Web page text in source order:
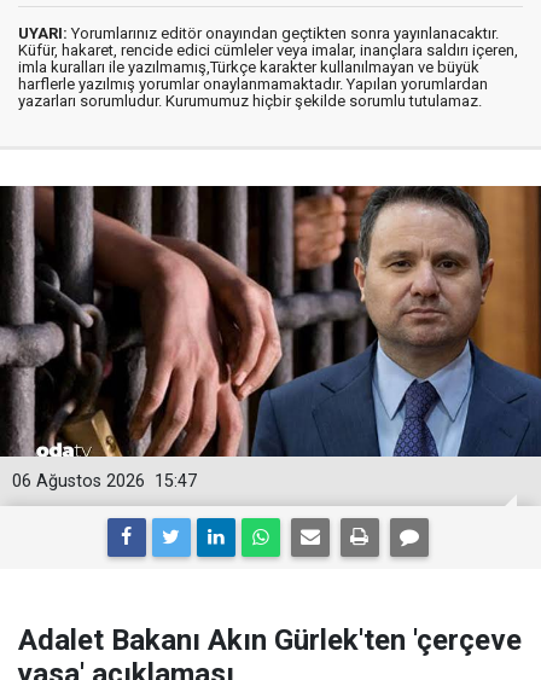
UYARI: Yorumlarınız editör onayından geçtikten sonra yayınlanacaktır.
Küfür, hakaret, rencide edici cümleler veya imalar, inançlara saldırı içeren,
imla kuralları ile yazılmamış,Türkçe karakter kullanılmayan ve büyük
harflerle yazılmış yorumlar onaylanmamaktadır. Yapılan yorumlardan
yazarları sorumludur. Kurumumuz hiçbir şekilde sorumlu tutulamaz.
15:47
06 Ağustos 2026
Adalet Bakanı Akın Gürlek'ten 'çerçeve